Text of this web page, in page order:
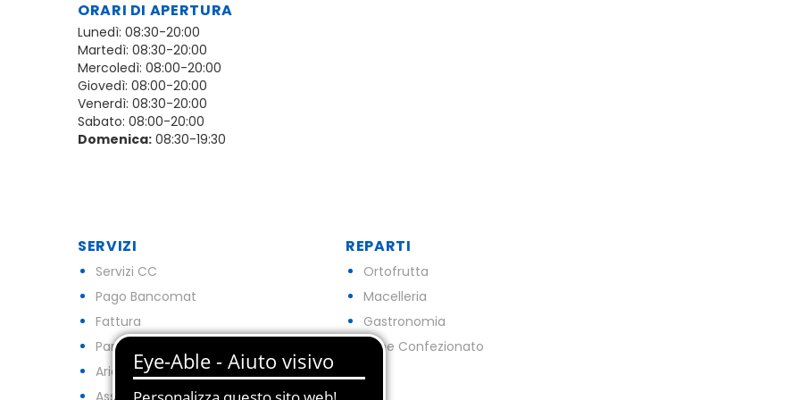
ORARI DI APERTURA
Lunedì: 08:30-20:00
Martedì: 08:30-20:00
Mercoledì: 08:00-20:00
Giovedì: 08:00-20:00
Venerdì: 08:30-20:00
Sabato: 08:00-20:00
Domenica: 08:30-19:30
SERVIZI
Servizi CC
Pago Bancomat
Fattura
Parcheggio
Aria Condizionata
Assenza Barriere
REPARTI
Ortofrutta
Macelleria
Gastronomia
Pane Confezionato